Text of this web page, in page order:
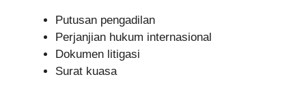
Putusan pengadilan
Perjanjian hukum internasional
Dokumen litigasi
Surat kuasa